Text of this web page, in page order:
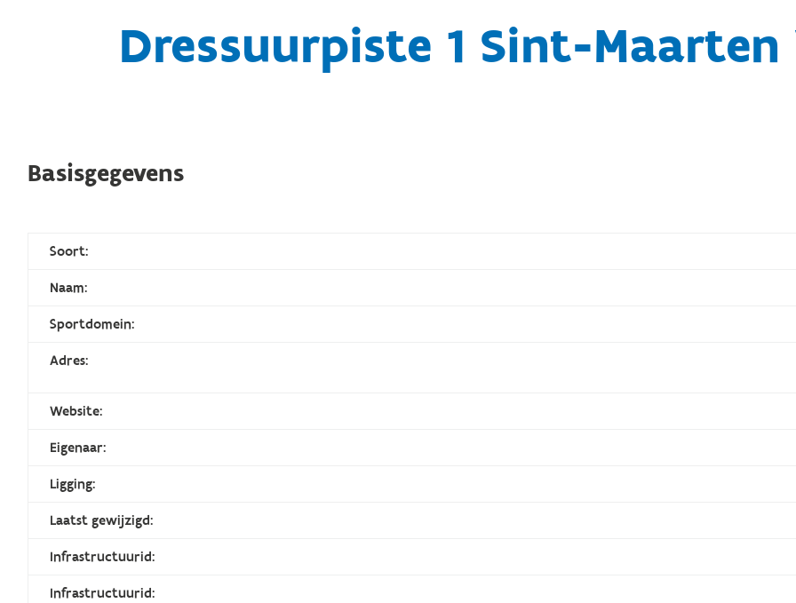
Dressuurpiste 1 Sint-Maarten
Basisgegevens
Soort:
Naam:
Sportdomein:
Adres:
Website:
Eigenaar:
Ligging:
Laatst gewijzigd:
Infrastructuurid:
Infrastructuurid: